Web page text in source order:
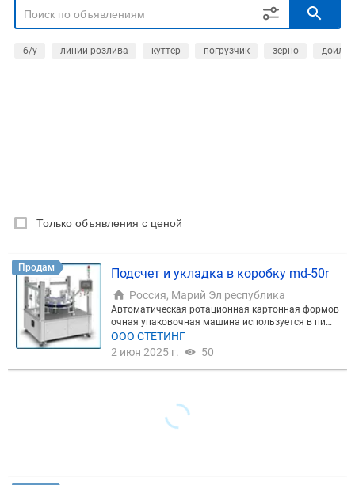
б/у линии розлива куттер погрузчик зерно
Цена, ₽
Сбросить Показать
Только объявления с ценой
Продам Подсчет и укладка в коробку md-50r
Россия, Марий Эл республика
Автоматическая ротационная картонная формов
очная упаковочная машина используется в пище
вой, фармацевтической, косметической и электро
нной промышленности. Особенности: - оборудова
разного размера; - компактное, не занимает мног
панелью управления с сенсорным экраном позво
ляет легко устанавливать и изменять параметры
ООО СТЕТИНГ
2 июн 2025 г.
50